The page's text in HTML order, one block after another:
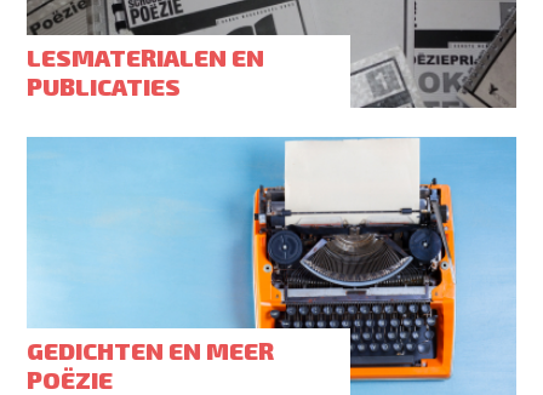
LESMATERIALEN EN
PUBLICATIES
GEDICHTEN EN MEER
POËZIE